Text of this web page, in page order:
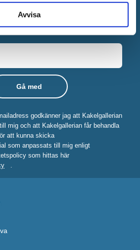
Avvisa
Kampanjer Tips
godkänner jag att Kakelgallerian
mig och att Kakelgallerian får behandla
att kunna skicka
som anpassats till mig enligt
som hittas här
.